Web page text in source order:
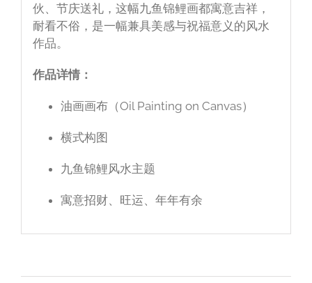
伙、节庆送礼，这幅九鱼锦鲤画都寓意吉祥，
耐看不俗，是一幅兼具美感与祝福意义的风水
作品。
作品详情：
油画画布（Oil Painting on Canvas）
横式构图
九鱼锦鲤风水主题
寓意招财、旺运、年年有余